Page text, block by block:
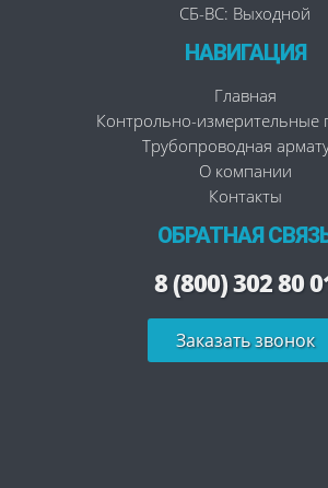
СБ-ВС: Выходной
НАВИГАЦИЯ
Главная
Контрольно-измерительные
Трубопроводная
О компании
Контакты
ОБРАТНАЯ
8 (800) 302 80
Заказать звонок